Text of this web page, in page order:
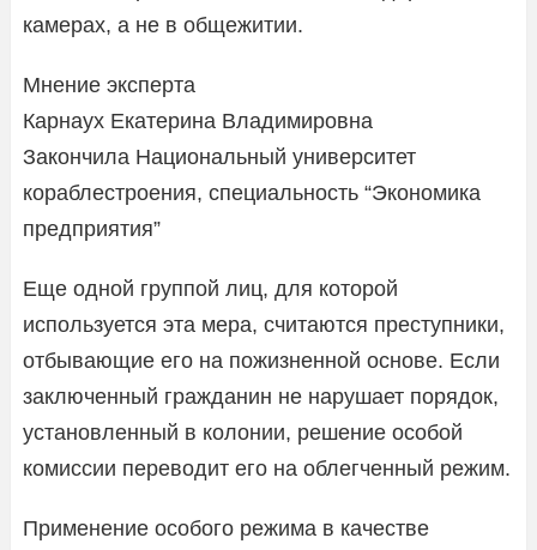
камерах, а не в общежитии.
Мнение эксперта
Карнаух Екатерина Владимировна
Закончила Национальный университет
кораблестроения, специальность “Экономика
предприятия”
Еще одной группой лиц, для которой
используется эта мера, считаются преступники,
отбывающие его на пожизненной основе. Если
заключенный гражданин не нарушает порядок,
установленный в колонии, решение особой
комиссии переводит его на облегченный режим.
Применение особого режима в качестве